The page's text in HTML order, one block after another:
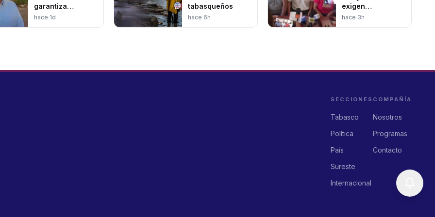
garantiza
operatividad
hace 1d
tabasqueños
hace 6h
exigen
basificación
hace 3h
SECCIONES
Tabasco
Política
País
Sureste
Internacional
COMPAÑÍA
Nosotros
Programas
Contacto